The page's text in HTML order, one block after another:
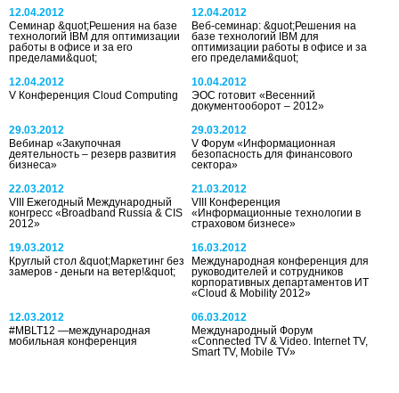
12.04.2012
Семинар &quot;Решения на базе
технологий IBM для оптимизации
работы в офисе и за его
пределами&quot;
12.04.2012
Веб-семинар: &quot;Решения на
базе технологий IBM для
оптимизации работы в офисе и за
его пределами&quot;
12.04.2012
V Конференция Cloud Computing
10.04.2012
ЭОС готовит «Весенний
документооборот – 2012»
29.03.2012
Вебинар «Закупочная
деятельность – резерв развития
бизнеса»
29.03.2012
V Форум «Информационная
безопасность для финансового
сектора»
22.03.2012
VIII Ежегодный Международный
конгресс «Broadband Russia & CIS
2012»
21.03.2012
VIII Конференция
«Информационные технологии в
страховом бизнесе»
19.03.2012
Круглый стол &quot;Маркетинг без
замеров - деньги на ветер!&quot;
16.03.2012
Международная конференция для
руководителей и сотрудников
корпоративных департаментов ИТ
«Cloud & Mobility 2012»
12.03.2012
#MBLT12 —международная
мобильная конференция
06.03.2012
Международный Форум
«Сonnected TV & Video. Internet TV,
Smart TV, Mobile TV»